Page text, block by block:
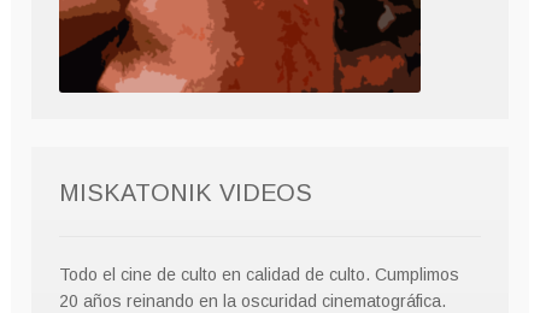
MISKATONIK VIDEOS
Todo el cine de culto en calidad de culto. Cumplimos
20 años reinando en la oscuridad cinematográfica.